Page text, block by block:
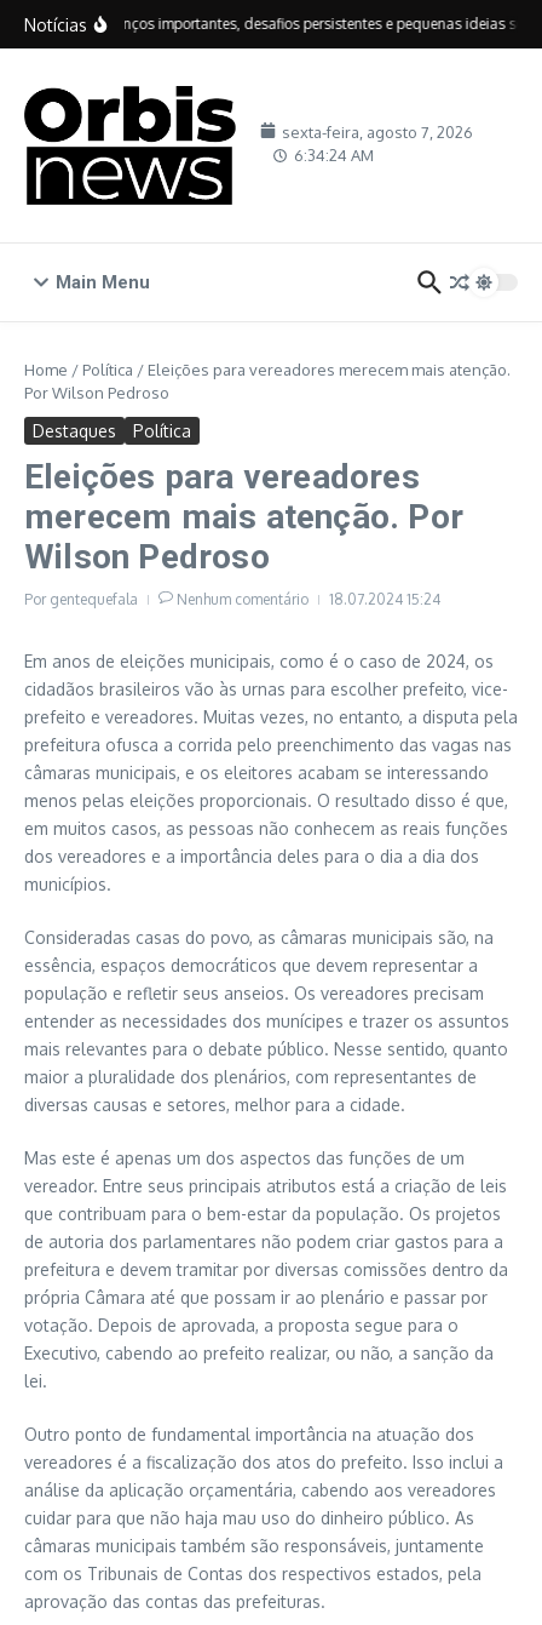
Ir para o conteúdo
Notícias
IDEB: avanços importantes, desafios persistentes e pequenas ideias
sexta-feira, agosto 7, 2026
6:34:25 AM
Main Menu
Home / Política / Eleições para vereadores merecem mais atenção.
Por Wilson Pedroso
Destaques Política
Eleições para vereadores
merecem mais atenção. Por
Wilson Pedroso
Por gentequefala Nenhum comentário 18.07.2024 15:24
Em anos de eleições municipais, como é o caso de 2024, os
cidadãos brasileiros vão às urnas para escolher prefeito, vice-
prefeito e vereadores. Muitas vezes, no entanto, a disputa pela
prefeitura ofusca a corrida pelo preenchimento das vagas nas
câmaras municipais, e os eleitores acabam se interessando
menos pelas eleições proporcionais. O resultado disso é que,
em muitos casos, as pessoas não conhecem as reais funções
dos vereadores e a importância deles para o dia a dia dos
municípios.
Consideradas casas do povo, as câmaras municipais são, na
essência, espaços democráticos que devem representar a
população e refletir seus anseios. Os vereadores precisam
entender as necessidades dos munícipes e trazer os assuntos
mais relevantes para o debate público. Nesse sentido, quanto
maior a pluralidade dos plenários, com representantes de
diversas causas e setores, melhor para a cidade.
Mas este é apenas um dos aspectos das funções de um
vereador. Entre seus principais atributos está a criação de leis
que contribuam para o bem-estar da população. Os projetos
de autoria dos parlamentares não podem criar gastos para a
prefeitura e devem tramitar por diversas comissões dentro da
própria Câmara até que possam ir ao plenário e passar por
votação. Depois de aprovada, a proposta segue para o
Executivo, cabendo ao prefeito realizar, ou não, a sanção da
lei.
Outro ponto de fundamental importância na atuação dos
vereadores é a fiscalização dos atos do prefeito. Isso inclui a
análise da aplicação orçamentária, cabendo aos vereadores
cuidar para que não haja mau uso do dinheiro público. As
câmaras municipais também são responsáveis, juntamente
com os Tribunais de Contas dos respectivos estados, pela
aprovação das contas das prefeituras.